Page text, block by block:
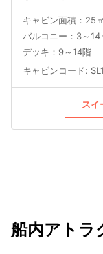
キャビン面積：25㎡
バルコニー：3～14
デッキ：9～14階
キャビンコード: SL1
スイ
船内アトラ